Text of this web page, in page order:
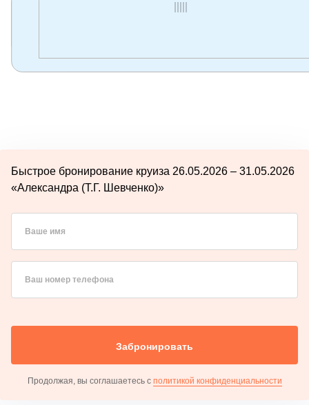
Быстрое бронирование круиза 26.05.2026 – 31.05.2026
«Александра (Т.Г. Шевченко)»
Ваше имя
Ваш номер телефона
Забронировать
Продолжая, вы соглашаетесь с политикой конфиденциальности